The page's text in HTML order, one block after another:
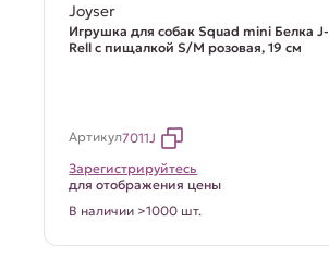
Joyser
Игрушка для собак Squad mini Белка J-
Rell с пищалкой S/M розовая, 19 см
Артикул7011J
Зарегистрируйтесь
для отображения цены
В наличии >1000 шт.